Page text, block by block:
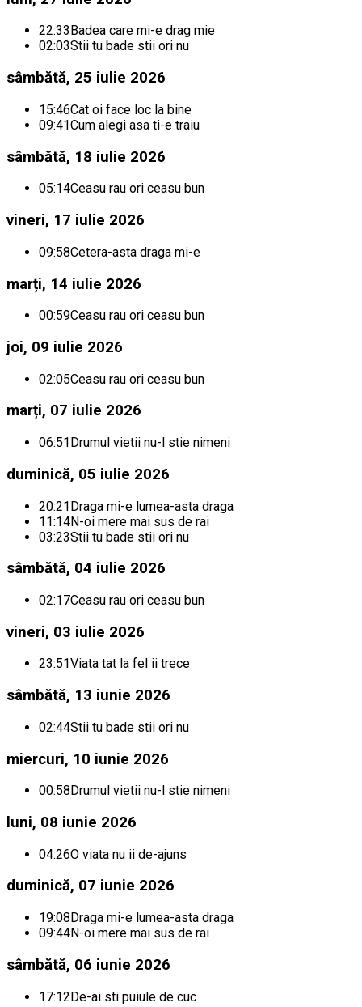
22:33 Badea care mi-e drag mie
02:03Stii tu bade stii ori nu
sâmbătă, 25 iulie 2026
15:46Cat oi face loc la bine
09:41Cum alegi asa ti-e traiu
sâmbătă, 18 iulie 2026
05:14Ceasu rau ori ceasu bun
vineri, 17 iulie 2026
09:58Cetera-asta draga mi-e
marți, 14 iulie 2026
00:59Ceasu rau ori ceasu bun
joi, 09 iulie 2026
02:05Ceasu rau ori ceasu bun
marți, 07 iulie 2026
06:51Drumul vietii nu-l stie nimeni
duminică, 05 iulie 2026
20:21Draga mi-e lumea-asta draga
11:14N-oi mere mai sus de rai
03:23Stii tu bade stii ori nu
sâmbătă, 04 iulie 2026
02:17Ceasu rau ori ceasu bun
vineri, 03 iulie 2026
23:51Viata tat la fel ii trece
sâmbătă, 13 iunie 2026
02:44Stii tu bade stii ori nu
miercuri, 10 iunie 2026
00:58 Drumul vietii nu-l stie nimeni
luni, 08 iunie 2026
04:26O viata nu ii de-ajuns
duminică, 07 iunie 2026
19:08 Draga mi-e lumea-asta draga
09:44N-oi mere mai sus de rai
sâmbătă, 06 iunie 2026
17:12De-ai sti puiule de cuc